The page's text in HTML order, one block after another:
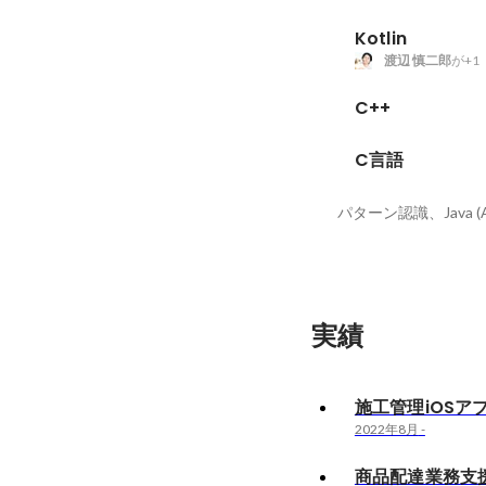
Kotlin
渡辺 慎二郎が+1
C++
C言語
実績
施工管理iOSア
2022年8月 -
商品配達業務